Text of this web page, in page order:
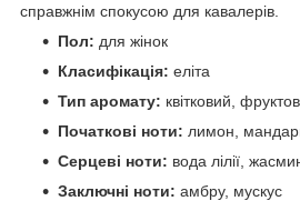
справжнім спокусою для кавалерів.
Пол: для жінок
Класифікація: еліта
Тип аромату: квітковий,
Початкові ноти: лимон,
Серцеві ноти: вода лілії,
Заключні ноти: амбру, мускус